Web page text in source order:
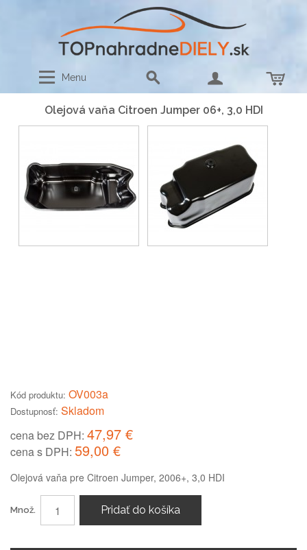
Menu
Olejová vaňa Citroen Jumper 06+, 3,0 HDI
Kód produktu: OV003a
Dostupnosť: Skladom
cena bez DPH: 47,97 €
cena s DPH: 59,00 €
Olejová vaňa pre Citroen Jumper, 2006+, 3,0 HDI
Množ. Pridať do košíka